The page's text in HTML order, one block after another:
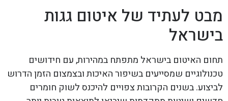
מבט לעתיד של איטום גגות
בישראל
תחום האיטום בישראל מתפתח במהירות, עם חידושים
טכנולוגיים שמסייעים בשיפור האיכות ובצמצום הזמן הדרוש
לביצוע. בשנים הקרובות צפויים להיכנס לשוק חומרים